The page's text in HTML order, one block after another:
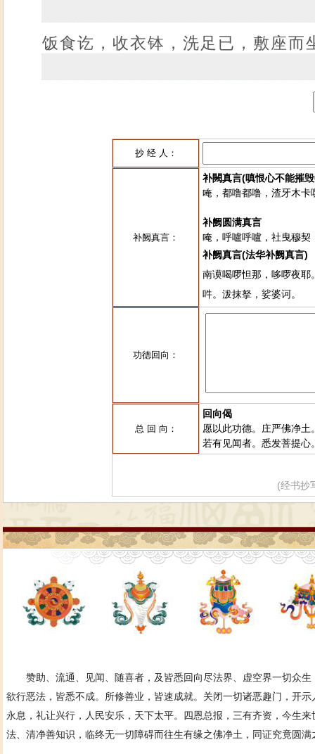
饭食讫，收衣钵，洗足已，敷座而
抄 经 人：
补阙真言：
补闕真言(嗔恨心不能摧
唵，都噜都噜，渣牙木卡
补阙圆满真言
唵，呼嚧呼嚧，社曳穆契
补阙真言(法华补阙真言)
南谟喝啰怛那，哆啰夜
吽。泼抹拏，娑婆诃。
功德回向：
总 回 向：
回向偈
愿以此功德。庄严佛净
若有见闻者。悉发菩提
(经书抄
赞助、流通、见闻、随喜者，及皆悉回向尽法界、虚空界一切众生
欲行恶法，皆悉不成。所修善业，皆速成就。关闭一切诸恶趣门，开
永息，礼让兴行，人民安乐，天下太平。四恩总报，三有齐资，今生
法、清净善知识，临终无一切障碍而往生有缘之佛净土，同证究竟圆满